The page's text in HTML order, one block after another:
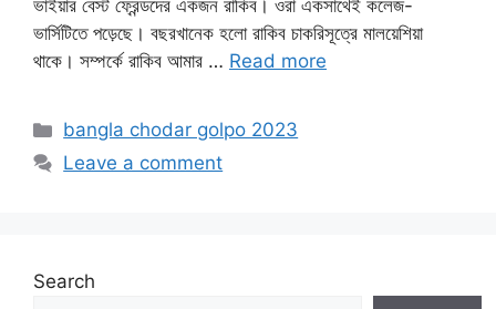
ভাইয়ার বেস্ট ফ্রেন্ডদের একজন রাকিব। ওরা একসাথেই কলেজ-
ভার্সিটিতে পড়েছে। বছরখানেক হলো রাকিব চাকরিসূত্রে মালয়েশিয়া
থাকে। সম্পর্কে রাকিব আমার … Read more
Categories
bangla chodar golpo 2023
Leave a comment
Search